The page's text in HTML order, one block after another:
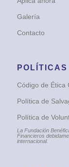
Galería
Contacto
POLÍTICAS
Código de Ética
Política de
Política de
La Fundación
Financieros
internacional.